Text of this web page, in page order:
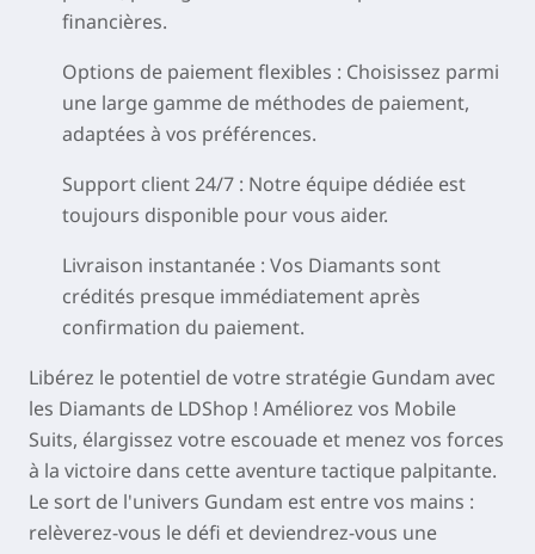
financières.
Options de paiement flexibles : Choisissez parmi
une large gamme de méthodes de paiement,
adaptées à vos préférences.
Support client 24/7 : Notre équipe dédiée est
toujours disponible pour vous aider.
Livraison instantanée : Vos Diamants sont
crédités presque immédiatement après
confirmation du paiement.
Libérez le potentiel de votre stratégie Gundam avec
les Diamants de LDShop ! Améliorez vos Mobile
Suits, élargissez votre escouade et menez vos forces
à la victoire dans cette aventure tactique palpitante.
Le sort de l'univers Gundam est entre vos mains :
relèverez-vous le défi et deviendrez-vous une